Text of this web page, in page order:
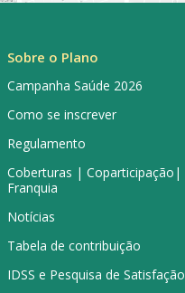
Sobre o Plano
Campanha Saúde 2026
Como se inscrever
Regulamento
Coberturas | Coparticipação|
Franquia
Notícias
Tabela de contribuição
IDSS e Pesquisa de Satisfação